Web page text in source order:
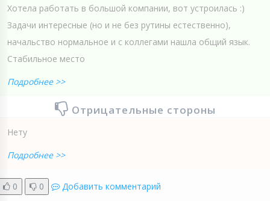
Хотела работать в большой компании, вот устроилась :)
Задачи интересные (но и не без рутины естественно),
начальство нормальное и с коллегами нашла общий язык.
Стабильное место
Подробнее >>
Отрицательные стороны
Нету
Подробнее >>
0 0 Добавить комментарий